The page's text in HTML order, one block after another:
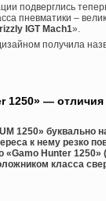
подверглись
пневматики –
IGT Mach1».
получила
1250» —
1250» буквально
к нему резко
Hunter 1250»
класса